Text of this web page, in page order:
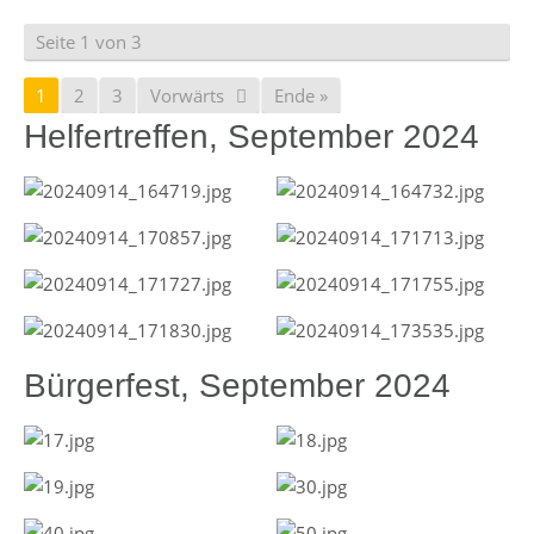
Seite 1 von 3
1 2 3 Vorwärts Ende »
Helfertreffen, September 2024
Bürgerfest, September 2024